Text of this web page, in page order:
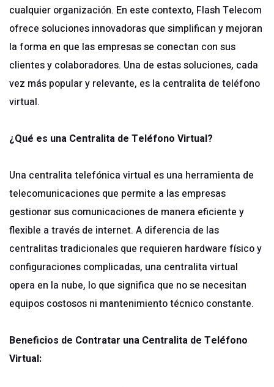
cualquier organización. En este contexto, Flash Telecom
ofrece soluciones innovadoras que simplifican y mejoran
la forma en que las empresas se conectan con sus
clientes y colaboradores. Una de estas soluciones, cada
vez más popular y relevante, es la centralita de teléfono
virtual.
¿Qué es una Centralita de Teléfono Virtual?
Una centralita telefónica virtual es una herramienta de
telecomunicaciones que permite a las empresas
gestionar sus comunicaciones de manera eficiente y
flexible a través de internet. A diferencia de las
centralitas tradicionales que requieren hardware físico y
configuraciones complicadas, una centralita virtual
opera en la nube, lo que significa que no se necesitan
equipos costosos ni mantenimiento técnico constante.
Beneficios de Contratar una Centralita de Teléfono
Virtual: